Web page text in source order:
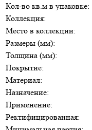
Кол-во кв.м в упаковке:
Коллекция:
Место в коллекции:
Размеры (мм):
Толщина (мм):
Покрытие:
Материал:
Назначение:
Применение:
Ректифицированная: